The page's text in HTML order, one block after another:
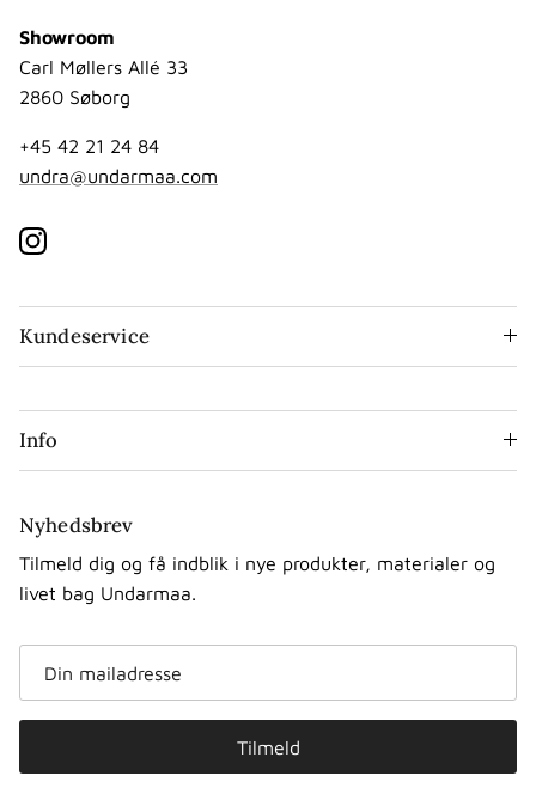
Showroom
Carl Møllers Allé 33
2860 Søborg
+45 42 21 24 84
undra@undarmaa.com
Instagram
Kundeservice
Info
Nyhedsbrev
Tilmeld dig og få indblik i nye produkter, materialer og
livet bag Undarmaa.
Tilmeld